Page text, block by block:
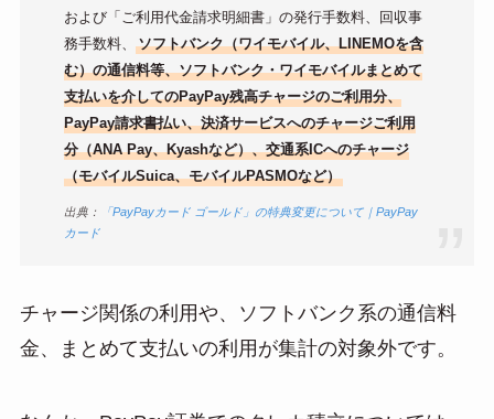
および「ご利用代金請求明細書」の発行手数料、回収事
務手数料、ソフトバンク（ワイモバイル、LINEMOを含
む）の通信料等、ソフトバンク・ワイモバイルまとめて
支払いを介してのPayPay残高チャージのご利用分、
PayPay請求書払い、決済サービスへのチャージご利用
分（ANA Pay、Kyashなど）、交通系ICへのチャージ
（モバイルSuica、モバイルPASMOなど）
出典：
「PayPayカード ゴールド」の特典変更について｜PayPay
カード
チャージ関係の利用や、ソフトバンク系の通信料
金、まとめて支払いの利用が集計の対象外です。